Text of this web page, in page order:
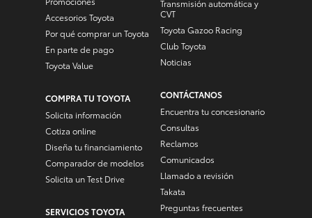
Accesorios Toyota
Por qué comprar un Toyota
En parte de pago
Toyota Value
COMPRA TU TOYOTA
Solicita información
Cotiza online
Diseña tu financiamiento
Comparador de modelos
Solicita un Test Drive
SERVICIOS TOYOTA
Transmisión automática y
CVT
Toyota Gazoo Racing
Club Toyota
Noticias
CONTÁCTANOS
Encuentra tu concesionario
Consultas
Reclamos
Comunicados
Llamado a revisión
Takata
Preguntas frecuentes